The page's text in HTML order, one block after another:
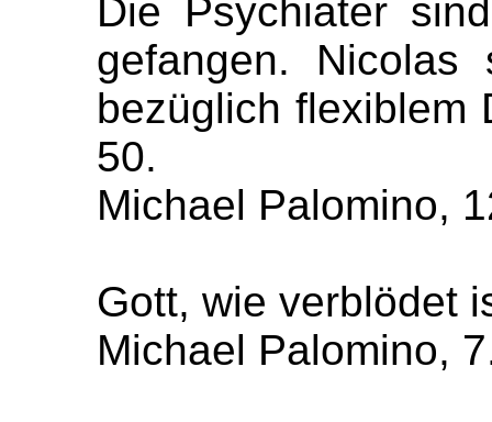
Die Psychiater
gefangen. Nicolas
bezüglich flexiblem
50.
Michael Palomino,
Gott, wie verblödet
Michael Palomino,